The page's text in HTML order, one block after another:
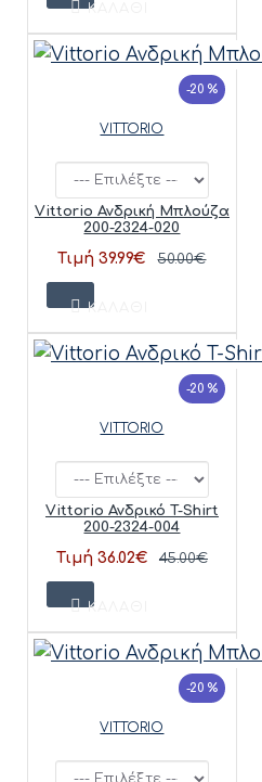
ΚΑΛΆΘΙ
-20 %
VITTORIO
Vittorio Ανδρική Μπλούζα
200-2324-020
Τιμή 39.99€ 50.00€
ΚΑΛΆΘΙ
-20 %
VITTORIO
Vittorio Ανδρικό T-Shirt
200-2324-004
Τιμή 36.02€ 45.00€
ΚΑΛΆΘΙ
-20 %
VITTORIO